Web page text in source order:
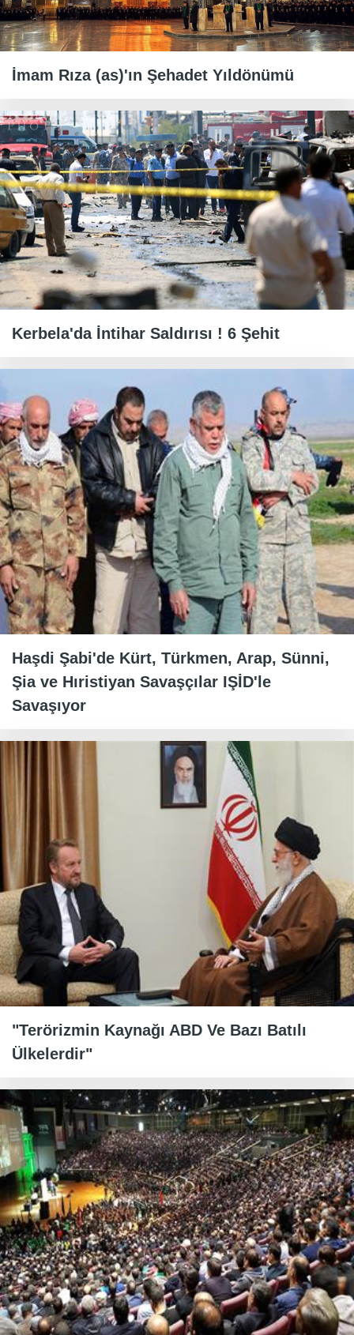
İmam Rıza (as)'ın Şehadet Yıldönümü
Kerbela'da İntihar Saldırısı ! 6 Şehit
Haşdi Şabi'de Kürt, Türkmen, Arap, Sünni,
Şia ve Hıristiyan Savaşçılar IŞİD'le
Savaşıyor
"Terörizmin Kaynağı ABD Ve Bazı Batılı
Ülkelerdir"